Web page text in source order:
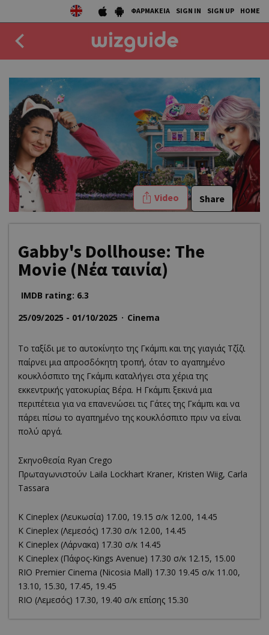
ΦΑΡΜΑΚΕΙΑ SIGN IN SIGN UP HOME
DRINK
50 BEST
AGENDA
COLLECTIONS
STORIES
NEWS
Video Share
Gabby's Dollhouse: The
Movie (Νέα ταινία)
IMDB rating: 6.3
25/09/2025 - 01/10/2025
Cinema
Το ταξίδι με το αυτοκίνητο της Γκάμπι και της γιαγιάς Τζίζι
παίρνει μια απροσδόκητη τροπή, όταν το αγαπημένο
κουκλόσπιτο της Γκάμπι καταλήγει στα χέρια της
εκκεντρικής γατοκυρίας Βέρα. Η Γκάμπι ξεκινά μια
περιπέτεια για να επανενώσει τις Γάτες της Γκάμπι και να
πάρει πίσω το αγαπημένο της κουκλόσπιτο πριν να είναι
πολύ αργά.
Σκηνοθεσία Ryan Crego
Πρωταγωνιστούν Laila Lockhart Kraner, Kristen Wiig, Carla
Tassara
K Cineplex (Λευκωσία) 17.00, 19.15 σ/κ 12.00, 14.45
K Cineplex (Λεμεσός) 17.30 σ/κ 12.00, 14.45
K Cineplex (Λάρνακα) 17.30 σ/κ 14.45
K Cineplex (Πάφος-Kings Avenue) 17.30 σ/κ 12.15, 15.00
RΙΟ Premier Cinema (Νicosia Mall) 17.30 19.45 σ/κ 11.00,
13.10, 15.30, 17.45, 19.45
RIO (Λεμεσός) 17.30, 19.40 σ/κ επίσης 15.30